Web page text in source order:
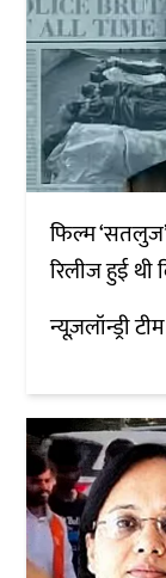
फिल्म
रिलीज हुई
न्यूज़लॉन्ड्री टीम